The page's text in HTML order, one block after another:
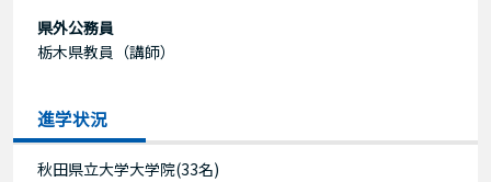
県外公務員
栃木県教員（講師）
進学状況
秋田県立大学大学院(33名)